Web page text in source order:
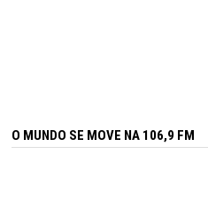
O MUNDO SE MOVE NA 106,9 FM